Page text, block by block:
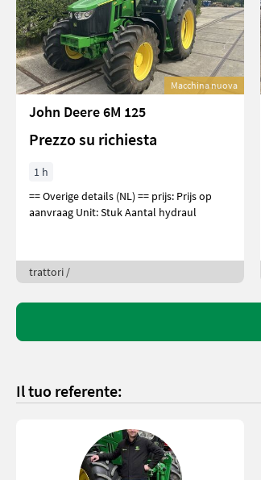
Macchina nuova
John Deere 6M 125
Prezzo su richiesta
1 h
== Overige details (NL) == prijs: Prijs op
aanvraag Unit: Stuk Aantal hydraul
trattori /
Il tuo referente: